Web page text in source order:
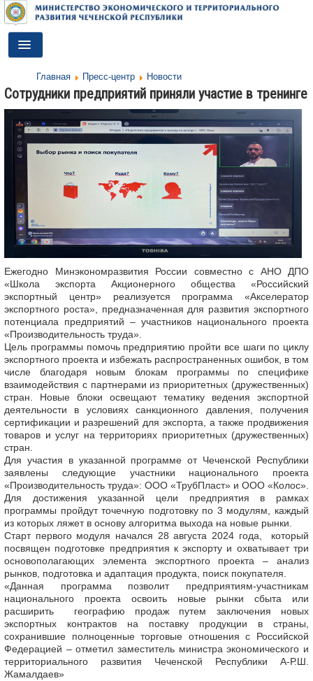
Toggle
Navigation
ДЕЯТЕЛЬНОСТЬ
О МИНИСТЕРСТВЕ
ПРЕСС-ЦЕНТР
ПРОТИВОДЕЙСТВИЕ КОРРУПЦИИ
КОНТАКТЫ
ОБРАТНАЯ СВЯЗЬ
Главная Пресс-центр Новости
Сотрудники предприятий приняли участие в тренинге
Ежегодно Минэкономразвития России совместно с АНО ДПО
«Школа экспорта Акционерного общества «Российский
экспортный центр» реализуется программа «Акселератор
экспортного роста», предназначенная для развития экспортного
потенциала предприятий – участников национального проекта
«Производительность труда».
Цель программы помочь предприятию пройти все шаги по циклу
экспортного проекта и избежать распространенных ошибок, в том
числе благодаря новым блокам программы по специфике
взаимодействия с партнерами из приоритетных (дружественных)
стран. Новые блоки освещают тематику ведения экспортной
деятельности в условиях санкционного давления, получения
сертификации и разрешений для экспорта, а также продвижения
товаров и услуг на территориях приоритетных (дружественных)
стран.
Для участия в указанной программе от Чеченской Республики
заявлены следующие участники национального проекта
«Производительность труда»: ООО «ТрубПласт» и ООО «Колос».
Для достижения указанной цели предприятия в рамках
программы пройдут точечную подготовку по 3 модулям, каждый
из которых ляжет в основу алгоритма выхода на новые рынки.
Старт первого модуля начался 28 августа 2024 года, который
посвящен подготовке предприятия к экспорту и охватывает три
основополагающих элемента экспортного проекта – анализ
рынков, подготовка и адаптация продукта, поиск покупателя.
«Данная программа позволит предприятиям-участникам
национального проекта освоить новые рынки сбыта или
расширить географию продаж путем заключения новых
экспортных контрактов на поставку продукции в страны,
сохранившие полноценные торговые отношения с Российской
Федерацией – отметил заместитель министра экономического и
территориального развития Чеченской Республики А-Р.Ш.
Жамалдаев»